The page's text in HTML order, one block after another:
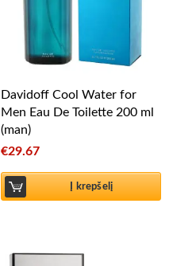
Davidoff Cool Water for
Men Eau De Toilette 200 ml
(man)
€29.67
Į krepšelį